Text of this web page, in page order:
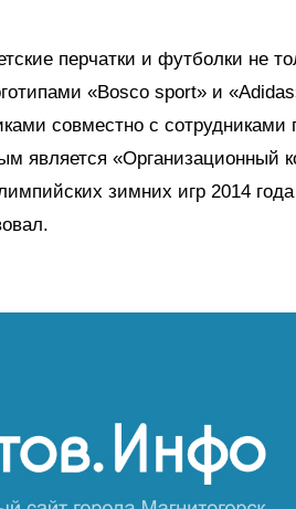
перчатки и футболки не
«Bosco sport» и
совместно с сотрудниками
является «Организационный
зимних игр 2014